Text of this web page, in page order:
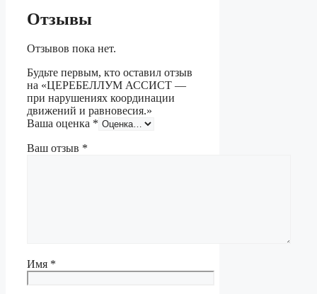
Отзывы
Отзывов пока нет.
Будьте первым, кто оставил отзыв
на «ЦЕРЕБЕЛЛУМ АССИСТ —
при нарушениях координации
движений и равновесия.»
Ваша оценка *
Ваш отзыв *
Имя *